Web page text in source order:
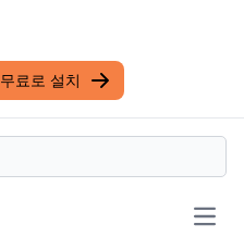
무료로 설치